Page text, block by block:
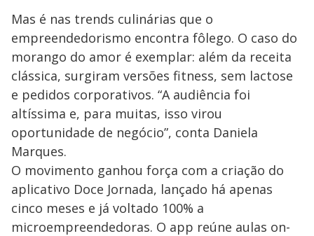
Mas é nas trends culinárias que o
empreendedorismo encontra fôlego. O caso do
morango do amor é exemplar: além da receita
clássica, surgiram versões fitness, sem lactose
e pedidos corporativos. “A audiência foi
altíssima e, para muitas, isso virou
oportunidade de negócio”, conta Daniela
Marques.
O movimento ganhou força com a criação do
aplicativo Doce Jornada, lançado há apenas
cinco meses e já voltado 100% a
microempreendedoras. O app reúne aulas on-